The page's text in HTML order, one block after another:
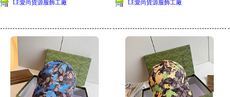
LE愛尚貨源服飾工廠
LE愛尚貨源服飾工廠